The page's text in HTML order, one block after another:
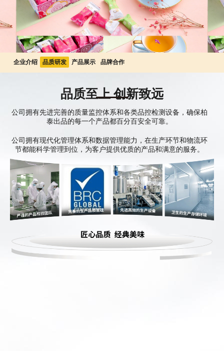
企业介绍 品质研发 产品展示 品牌合作
品质至上 创新致远
公司拥有先进完善的质量监控体系和各类品控检测设备，确保柏
泰出品的每一个产品都百分百安全可靠。
公司拥有现代化管理体系和数据管理能力，在生产环节和物流环
节都能科学管理到位，为客户提供优质的产品和满意的服务。